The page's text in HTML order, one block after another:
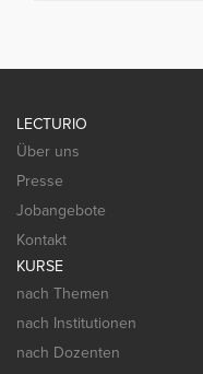
LECTURIO
Über uns
Presse
Jobangebote
Kontakt
KURSE
nach Themen
nach Institutionen
nach Dozenten